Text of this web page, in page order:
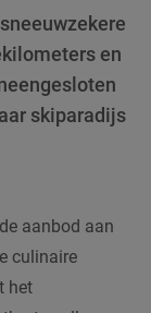
en
skiparadijs
aanbod aan
culinaire
het